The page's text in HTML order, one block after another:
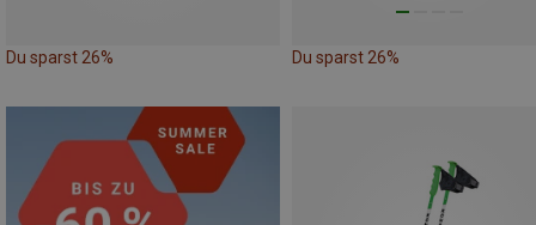
Du sparst 26% Du sparst 26%